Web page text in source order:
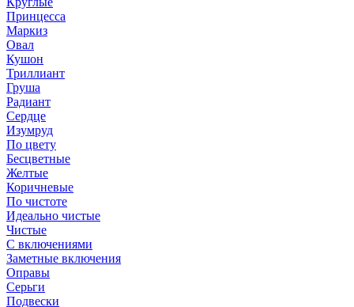
Принцесса
Маркиз
Овал
Кушон
Триллиант
Груша
Радиант
Сердце
Изумруд
По цвету
Бесцветные
Желтые
Коричневые
По чистоте
Идеально чистые
Чистые
С включениями
Заметные включения
Оправы
Серьги
Подвески